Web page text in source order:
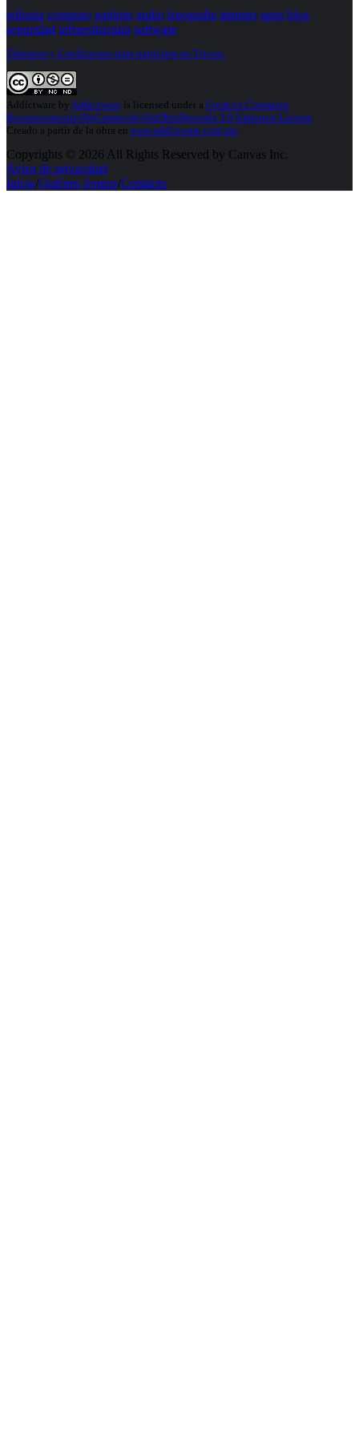
telfonia computo gadgets audio fotografia internet apps blog
seguridad infraestructura software
Términos y Condiciones para participar en Trivias.
Addictware by Addictware is licensed under a Creative Commons
Reconocimiento-NoComercial-SinObraDerivada 3.0 Unported License
Creado a partir de la obra en www.addictware.com.mx
Copyrights © 2026 All Rights Reserved by Canvas Inc.
Aviso de privacidad
Inicio/Quiénes Somos/Contacto